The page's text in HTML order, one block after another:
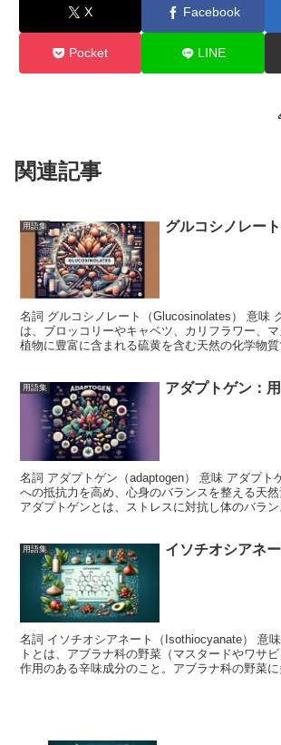
X Facebook
Pocket LINE
関連記事
用語集 グルコシノレー
名詞 グルコシノレート（Glucosinolates） 意味
は、ブロッコリーやキャベツ、カリフラワー、
植物に豊富に含まれる硫黄を含む天然の化学物質
用語集 アダプトゲン：
名詞 アダプトゲン（adaptogen） 意味 アダプト
への抵抗力を高め、心身のバランスを整える天然
アダプトゲンとは、ストレスに対抗し体のバラン
用語集 イソチオシアネ
名詞 イソチオシアネート（Isothiocyanate） 意
トとは、アブラナ科の野菜（マスタードやワサ
作用のある辛味成分のこと。アブラナ科の野菜に